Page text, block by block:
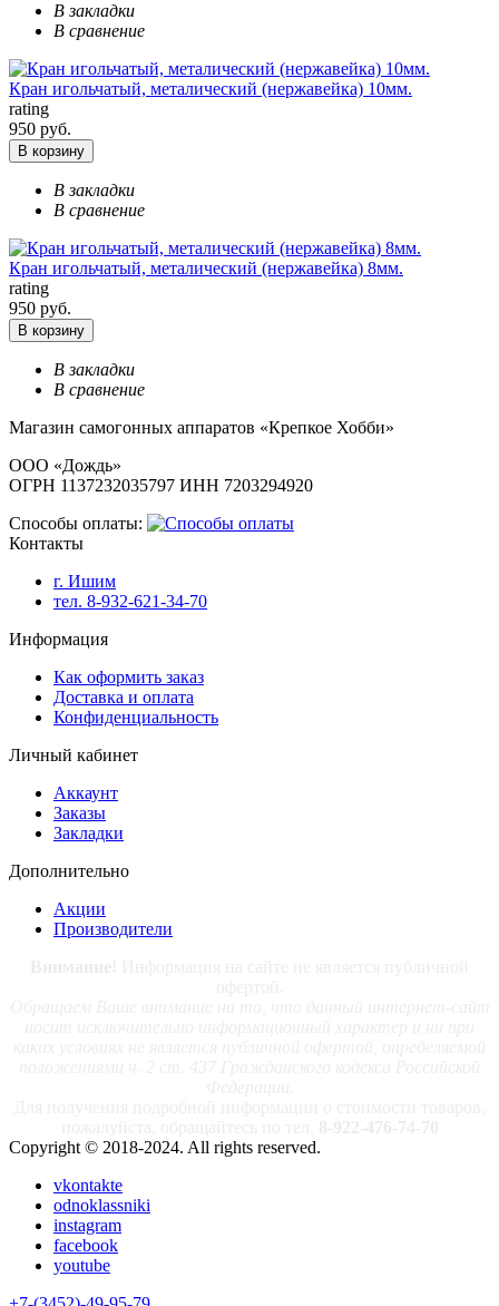
В закладки
В сравнение
Кран игольчатый, металический (нержавейка) 10мм.
rating
950 руб.
В корзину
В закладки
В сравнение
Кран игольчатый, металический (нержавейка) 8мм.
rating
950 руб.
В корзину
В закладки
В сравнение
Магазин самогонных аппаратов «Крепкое Хобби»
ООО «Дождь»
ОГРН 1137232035797 ИНН 7203294920
Способы оплаты:
Контакты
г. Ишим
тел. 8-932-621-34-70
Информация
Как оформить заказ
Доставка и оплата
Конфиденциальность
Личный кабинет
Аккаунт
Заказы
Закладки
Дополнительно
Акции
Производители
Copyright © 2018-2024. All rights reserved.
vkontakte
odnoklassniki
instagram
facebook
youtube